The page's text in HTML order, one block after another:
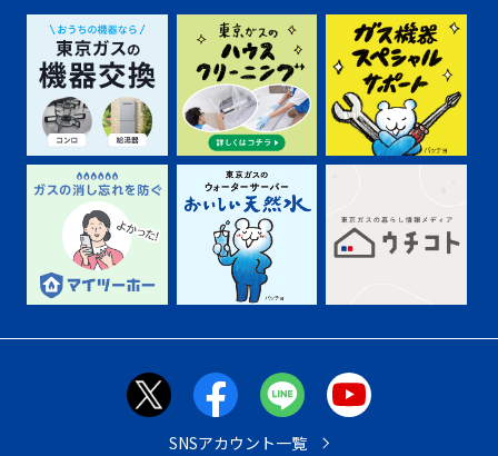
SNSアカウント一覧